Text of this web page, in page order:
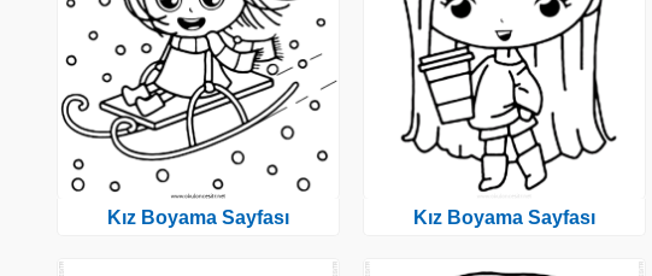
Kız Boyama Sayfası Kız Boyama Sayfası